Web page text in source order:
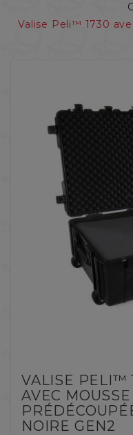
Valise Peli™ 1730
VALISE PELI™
AVEC MOUSSE
NOIRE GEN2